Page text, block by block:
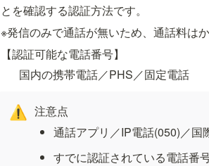
とを確認する認証方法です。
※発信のみで通話が無いため、通話料はか
【認証可能な電話番号】
国内の携帯電話／PHS／固定電話
⚠️ 注意点
通話アプリ／IP電話(050)／国
すでに認証されている電話番